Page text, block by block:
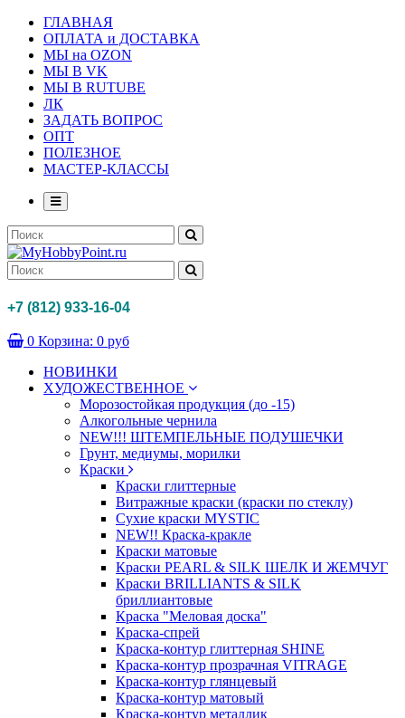
ГЛАВНАЯ
ОПЛАТА и ДОСТАВКА
МЫ на OZON
МЫ В VK
МЫ В RUTUBE
ЛК
ЗАДАТЬ ВОПРОС
ОПТ
ПОЛЕЗНОЕ
МАСТЕР-КЛАССЫ
+7 (812) 933-16-04
0 Корзина: 0 руб
НОВИНКИ
ХУДОЖЕСТВЕННОЕ
Морозостойкая продукция (до -15)
Алкогольные чернила
NEW!!! ШТЕМПЕЛЬНЫЕ ПОДУШЕЧКИ
Грунт, медиумы, морилки
Краски
Краски глиттерные
Витражные краски (краски по стеклу)
Сухие краски MYSTIC
NEW!! Краска-кракле
Краски матовые
Краски PEARL & SILK ШЕЛК И ЖЕМЧУГ
Краски BRILLIANTS & SILK
бриллиантовые
Краска "Меловая доска"
Краска-спрей
Краска-контур глиттерная SHINE
Краска-контур прозрачная VITRAGE
Краска-контур глянцевый
Краска-контур матовый
Краска-контур металлик